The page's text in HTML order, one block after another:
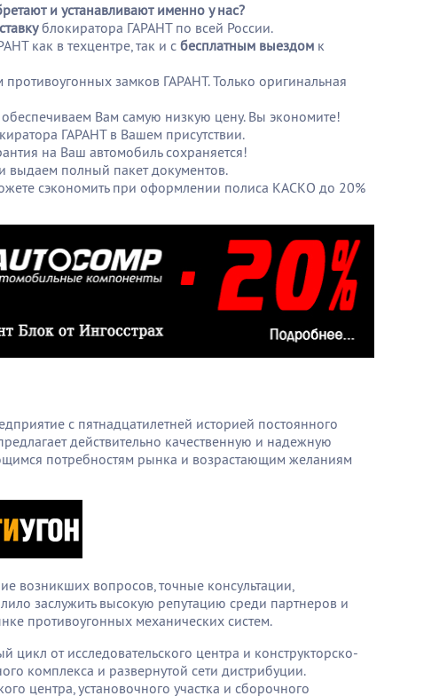
и устанавливают именно у нас?
блокиратора ГАРАНТ по всей России.
как в техцентре, так и сбесплатным выездом к
замков ГАРАНТ. Только оригинальная
Вам самую низкую цену. Вы экономите!
ГАРАНТ в Вашем присутствии.
на Ваш автомобиль сохраняется!
полный пакет документов.
сэкономить при оформлении полиса КАСКО до 20%
с пятнадцатилетней историей постоянного
действительно качественную и надежную
потребностям рынка и возрастающим желаниям
возникших вопросов, точные консультации,
заслужить высокую репутацию среди партнеров и
противоугонных механических систем.
от исследовательского центра и конструкторско-
комплекса и развернутой сети дистрибуции.
центра, установочного участка и сборочного